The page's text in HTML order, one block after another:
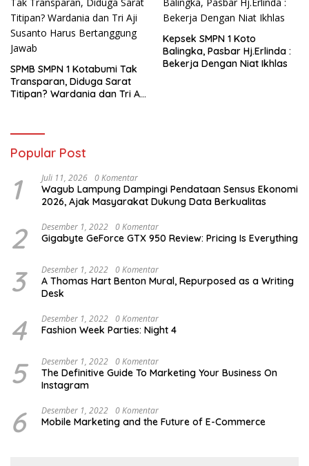
SPMB SMPN 1 Kotabumi Tak
Transparan, Diduga Sarat
Titipan? Wardania dan Tri Aji
Kepsek SMPN 1 Koto
Balingka, Pasbar Hj.Erlinda :
Bekerja Dengan Niat Ikhlas
Popular Post
1 Juli 11, 2026 0 Komentar
Wagub Lampung Dampingi Pendataan Sensus Ekonomi
2026, Ajak Masyarakat Dukung Data Berkualitas
2 Desember 1, 2022 0 Komentar
Gigabyte GeForce GTX 950 Review: Pricing Is Everything
3 Desember 1, 2022 0 Komentar
A Thomas Hart Benton Mural, Repurposed as a Writing
Desk
4 Desember 1, 2022 0 Komentar
Fashion Week Parties: Night 4
5 Desember 1, 2022 0 Komentar
The Definitive Guide To Marketing Your Business On
Instagram
6 Desember 1, 2022 0 Komentar
Mobile Marketing and the Future of E-Commerce